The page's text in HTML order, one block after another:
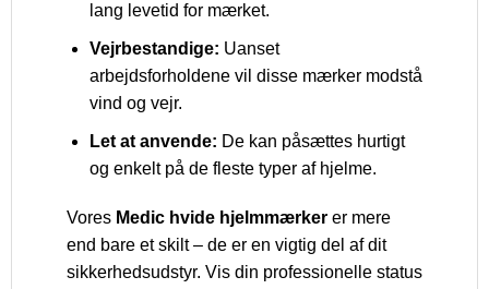
lang levetid for mærket.
Vejrbestandige: Uanset
arbejdsforholdene vil disse mærker modstå
vind og vejr.
Let at anvende: De kan påsættes hurtigt
og enkelt på de fleste typer af hjelme.
Vores Medic hvide hjelmmærker er mere
end bare et skilt – de er en vigtig del af dit
sikkerhedsudstyr. Vis din professionelle status